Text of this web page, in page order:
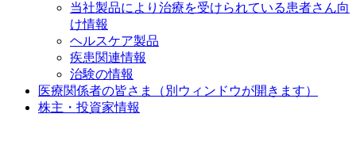
当社製品により治療を受けられている患者さん向
け情報
ヘルスケア製品
疾患関連情報
治験の情報
医療関係者の皆さま
（別ウィンドウが開きます）
株主・投資家情報